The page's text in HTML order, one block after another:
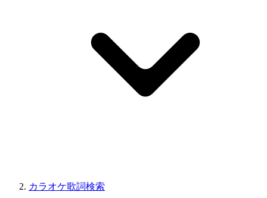
カラオケ歌詞検索